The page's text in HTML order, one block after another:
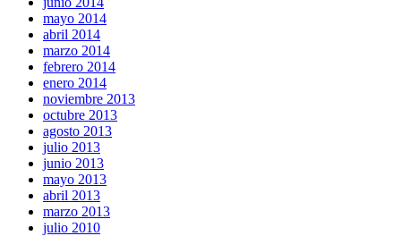
mayo 2014
abril 2014
marzo 2014
febrero 2014
enero 2014
noviembre 2013
octubre 2013
agosto 2013
julio 2013
junio 2013
mayo 2013
abril 2013
marzo 2013
julio 2010